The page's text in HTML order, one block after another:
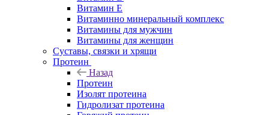
Витамин E
Витаминно минеральный комплекс
Витамины для мужчин
Витамины для женщин
Суставы, связки и хрящи
Протеин
Назад
Протеин
Изолят протеина
Гидролизат протеина